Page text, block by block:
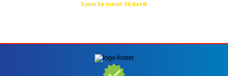
3 jam 34 menit 18 detik